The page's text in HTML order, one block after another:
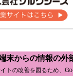
末からの情報の外
トの改善を図るため、